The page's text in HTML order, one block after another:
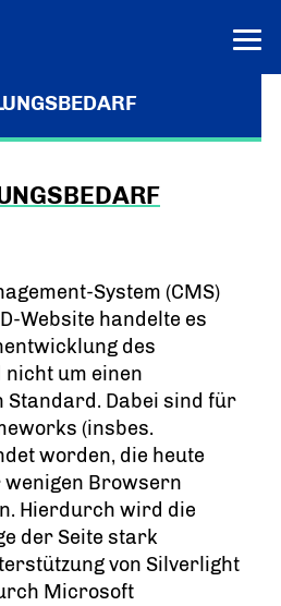
VERBAND
System (CMS)
Website handelte es
des
um einen
Dabei sind für
(insbes.
worden, die heute
Browsern
Hierdurch wird die
der Seite stark
von Silverlight
Microsoft